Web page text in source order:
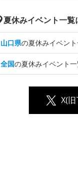
夏休みイベント一覧
山口県の夏休みイベン
全国の夏休みイベント
X(